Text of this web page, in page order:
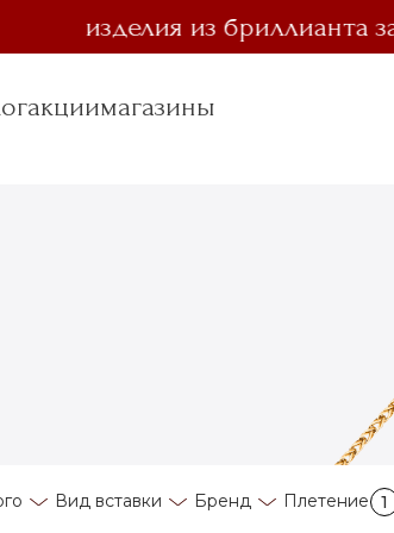
изделия из бриллианта за
акциимагазины
Вид вставки Бренд Плетение 1